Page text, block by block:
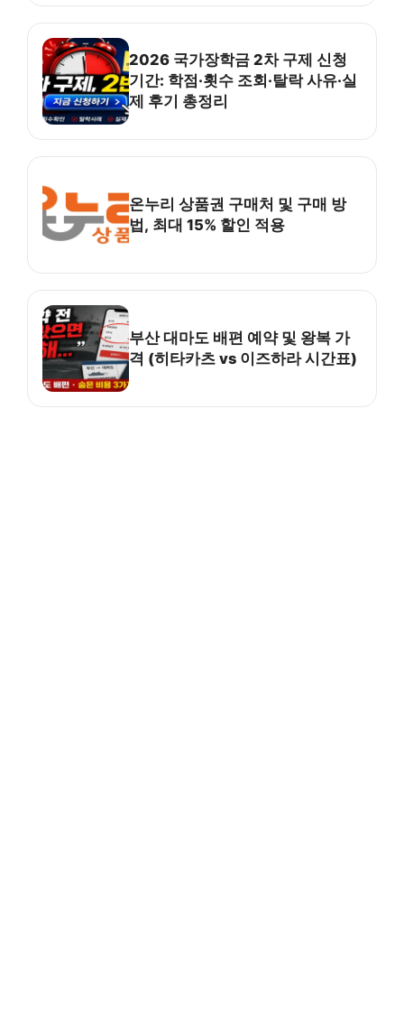
2026 국가장학금 2차 구제 신청
기간: 학점·횟수 조회·탈락 사유·실
제 후기 총정리
온누리 상품권 구매처 및 구매 방
법, 최대 15% 할인 적용
부산 대마도 배편 예약 및 왕복 가
격 (히타카츠 vs 이즈하라 시간표)